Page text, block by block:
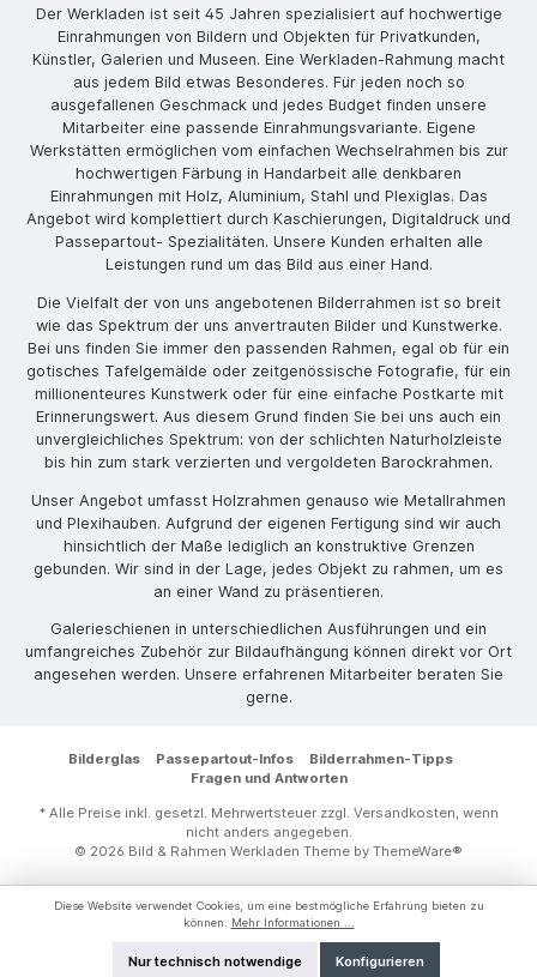
Der Werkladen ist seit 45 Jahren spezialisiert auf hochwertige
Einrahmungen von Bildern und Objekten für Privatkunden,
Künstler, Galerien und Museen. Eine Werkladen-Rahmung macht
aus jedem Bild etwas Besonderes. Für jeden noch so
ausgefallenen Geschmack und jedes Budget finden unsere
Mitarbeiter eine passende Einrahmungsvariante. Eigene
Werkstätten ermöglichen vom einfachen Wechselrahmen bis zur
hochwertigen Färbung in Handarbeit alle denkbaren
Einrahmungen mit Holz, Aluminium, Stahl und Plexiglas. Das
Angebot wird komplettiert durch Kaschierungen, Digitaldruck und
Passepartout- Spezialitäten. Unsere Kunden erhalten alle
Leistungen rund um das Bild aus einer Hand.
Die Vielfalt der von uns angebotenen Bilderrahmen ist so breit
wie das Spektrum der uns anvertrauten Bilder und Kunstwerke.
Bei uns finden Sie immer den passenden Rahmen, egal ob für ein
gotisches Tafelgemälde oder zeitgenössische Fotografie, für ein
millionenteures Kunstwerk oder für eine einfache Postkarte mit
Erinnerungswert. Aus diesem Grund finden Sie bei uns auch ein
unvergleichliches Spektrum: von der schlichten Naturholzleiste
bis hin zum stark verzierten und vergoldeten Barockrahmen.
Unser Angebot umfasst Holzrahmen genauso wie Metallrahmen
und Plexihauben. Aufgrund der eigenen Fertigung sind wir auch
hinsichtlich der Maße lediglich an konstruktive Grenzen
gebunden. Wir sind in der Lage, jedes Objekt zu rahmen, um es
an einer Wand zu präsentieren.
Galerieschienen in unterschiedlichen Ausführungen und ein
umfangreiches Zubehör zur Bildaufhängung können direkt vor Ort
angesehen werden. Unsere erfahrenen Mitarbeiter beraten Sie
gerne.
Bilderglas Passepartout-Infos
Bilderrahmen-Tipps
Fragen und Antworten
* Alle Preise inkl. gesetzl. Mehrwertsteuer zzgl. Versandkosten, wenn
nicht anders angegeben.
© 2026 Bild & Rahmen Werkladen Theme by ThemeWare®
Diese Website verwendet Cookies, um eine bestmögliche Erfahrung bieten zu
können.
Mehr Informationen ...
Nur technisch notwendige Konfigurieren